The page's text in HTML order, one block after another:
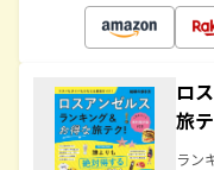
ロ
旅
ラン